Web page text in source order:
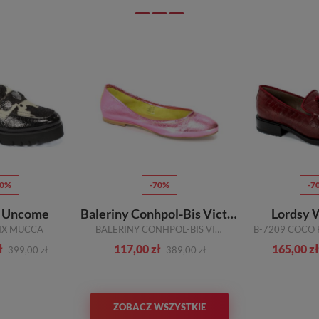
MUCCA
399,00 zł
-70%
Baleriny Conhpol-Bis Victim 2538S Pink/1758
BALERINY CONHPOL-BIS VICTIM 2538S PINK/1758
117,00 zł 389,00 zł
-
Lordsy
165,00 zł
ZOBACZ WSZYSTKIE